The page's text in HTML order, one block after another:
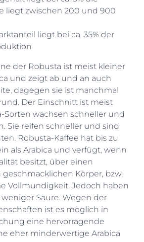
liegt zwischen 200 und 900
liegt bei ca. 35% der
der Robusta ist meist kleiner
und zeigt ab und an auch
dagegen sie ist manchmal
Der Einschnitt ist meist
Sorten wachsen schneller und
Sie reifen schneller und sind
Robusta-Kaffee hat bis zu
als Arabica und verfügt, wenn
besitzt, über einen
Körper, bzw.
Vollmundigkeit. Jedoch haben
Säure. Wegen der
ist es möglich in
eine hervorragende
eher minderwertige Arabica